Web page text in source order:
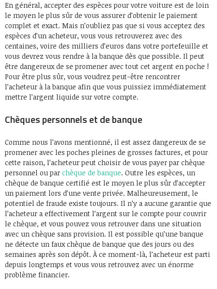
En général, accepter des espèces pour votre voiture est de loin
le moyen le plus sûr de vous assurer d’obtenir le paiement
complet et exact. Mais n’oubliez pas que si vous acceptez des
espèces d’un acheteur, vous vous retrouverez avec des
centaines, voire des milliers d’euros dans votre portefeuille et
vous devrez vous rendre à la banque dès que possible. Il peut
être dangereux de se promener avec tout cet argent en poche !
Pour être plus sûr, vous voudrez peut-être rencontrer
l’acheteur à la banque afin que vous puissiez immédiatement
mettre l’argent liquide sur votre compte.
Chèques personnels et de banque
Comme nous l’avons mentionné, il est assez dangereux de se
promener avec les poches pleines de grosses factures, et pour
cette raison, l’acheteur peut choisir de vous payer par chèque
personnel ou par chèque de banque. Outre les espèces, un
chèque de banque certifié est le moyen le plus sûr d’accepter
un paiement lors d’une vente privée. Malheureusement, le
potentiel de fraude existe toujours. Il n’y a aucune garantie que
l’acheteur a effectivement l’argent sur le compte pour couvrir
le chèque, et vous pouvez vous retrouver dans une situation
avec un chèque sans provision. Il est possible qu’une banque
ne détecte un faux chèque de banque que des jours ou des
semaines après son dépôt. À ce moment-là, l’acheteur est parti
depuis longtemps et vous vous retrouvez avec un énorme
problème financier.